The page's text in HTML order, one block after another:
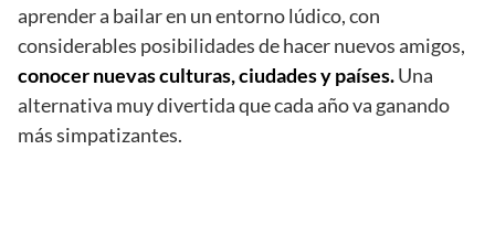
aprender a bailar en un entorno lúdico, con
considerables posibilidades de hacer nuevos amigos,
conocer nuevas culturas, ciudades y países.Una
alternativa muy divertida que cada año va ganando
más simpatizantes.